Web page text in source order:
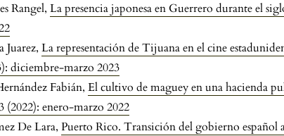
Rangel,La presencia japonesa en Guerrero durante el
Juarez,La representación de Tijuana en el cine
diciembre-marzo 2023
Fabián,El cultivo de maguey en una hacienda
enero-marzo 2022
De Lara,Puerto Rico. Transición del gobierno español